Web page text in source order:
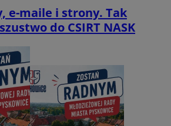
e-maile i strony. Tak
do CSIRT NASK